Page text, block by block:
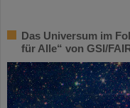
Das Universum im
für Alle“ von GSI/